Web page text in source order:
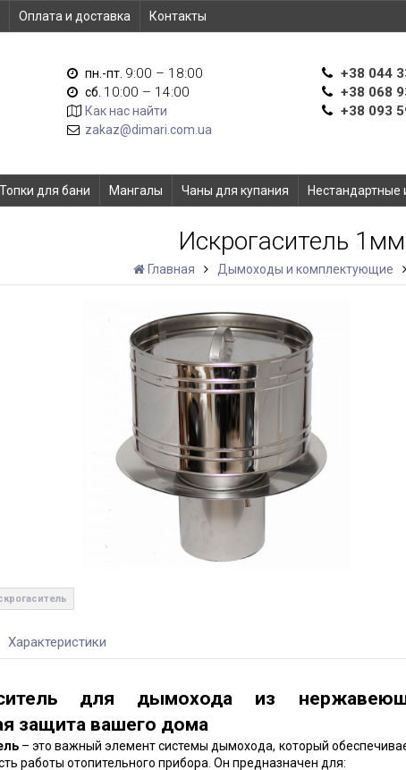
Оплата и доставка Контакты
пн.-пт. 9:00 – 18:00
сб. 10:00 – 14:00
Как нас найти
zakaz@dimari.com.ua
+38 044
+38 068
+38 093
Топки для бани Мангалы Чаны для купания Нестандартные
Искрогаситель
Главная Дымоходы и комплектующие
Характеристики
для дымохода из
защита вашего дома
– это важный элемент системы дымохода, который
работы отопительного прибора. Он предназначен для: